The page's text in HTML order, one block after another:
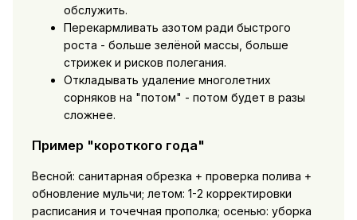
обслужить.
Перекармливать азотом ради быстрого
роста - больше зелёной массы, больше
стрижек и рисков полегания.
Откладывать удаление многолетних
сорняков на "потом" - потом будет в разы
сложнее.
Пример "короткого года"
Весной: санитарная обрезка + проверка полива +
обновление мульчи; летом: 1-2 корректировки
расписания и точечная прополка; осенью: уборка